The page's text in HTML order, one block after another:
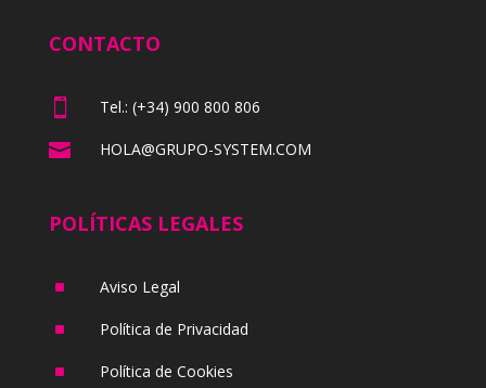
CONTACTO
 Tel.: (+34) 900 800 806
 HOLA@GRUPO-SYSTEM.COM
POLÍTICAS LEGALES
^ Aviso Legal
^ Política de Privacidad
^ Política de Cookies